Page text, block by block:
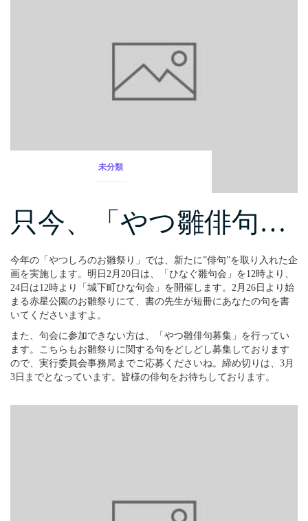
未分類
只今、「やつ雛俳句…
今年の「やつしろのお雛祭り」では、新たに”俳句”を取り入れた企
画を実施します。明日2月20日は、「ひなぐ雛句会」を12時より、
24日は12時より「城下町ひな句会」を開催します。2月26日より始
まる赤星公園のお雛祭りにて、書の先生が短冊にあなたの句を書
いてくださいますよ。
また、句会に参加できない方は、「やつ雛俳句募集」を行ってい
ます。こちらもお雛祭りに関する句をどしどし募集しております
ので、実行委員会事務局までご応募くださいね。締め切りは、3月
3日までとなっています。皆様の俳句をお待ちしております。